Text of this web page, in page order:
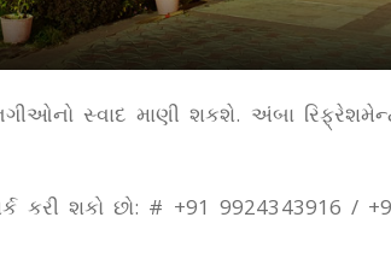
સ્વાદ માણી શકશે. અંબા
કરી શકો છો: # +91 9924343916 /